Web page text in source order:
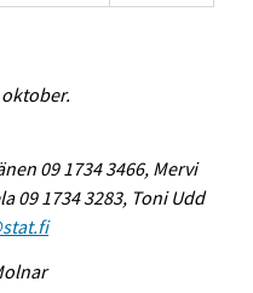
09 1734 3466, Mervi
09 1734 3283, Toni Udd